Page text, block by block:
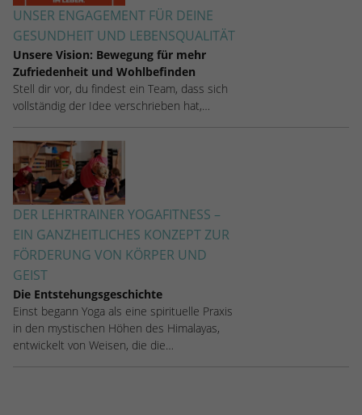
UNSER ENGAGEMENT FÜR DEINE
GESUNDHEIT UND LEBENSQUALITÄT
Unsere Vision: Bewegung für mehr
Zufriedenheit und Wohlbefinden
Stell dir vor, du findest ein Team, dass sich
vollständig der Idee verschrieben hat,…
DER LEHRTRAINER YOGAFITNESS –
EIN GANZHEITLICHES KONZEPT ZUR
FÖRDERUNG VON KÖRPER UND
GEIST
Die Entstehungsgeschichte
Einst begann Yoga als eine spirituelle Praxis
in den mystischen Höhen des Himalayas,
entwickelt von Weisen, die die…
Besucher, die Quelle, aus der sie
stammen, und die Seiten in anonymisierter
Form.
Name _dc_gtm_UA-53600496-1
Laufzeit 1 Minute
Zweck
Dieser Cookie identifiziert die Besucher
nach Alter, Geschlecht oder Interessen
und nutzt dazu den DoubleClick des
Google Tag Manager, um die gezielte